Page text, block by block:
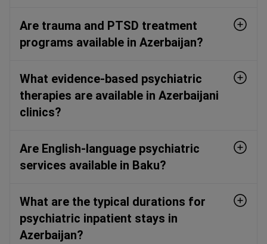
Are trauma and PTSD treatment
programs available in Azerbaijan?
What evidence-based psychiatric
therapies are available in Azerbaijani
clinics?
Are English-language psychiatric
services available in Baku?
What are the typical durations for
psychiatric inpatient stays in
Azerbaijan?